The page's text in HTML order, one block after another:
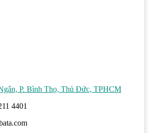
P. Bình Thọ, Thủ Đức, TPHCM
4401